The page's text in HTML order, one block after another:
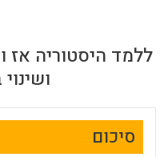
ללמד היסטוריה אז
סיכום